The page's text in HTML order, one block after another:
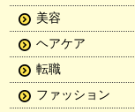
美容
ヘアケア
転職
ファッション